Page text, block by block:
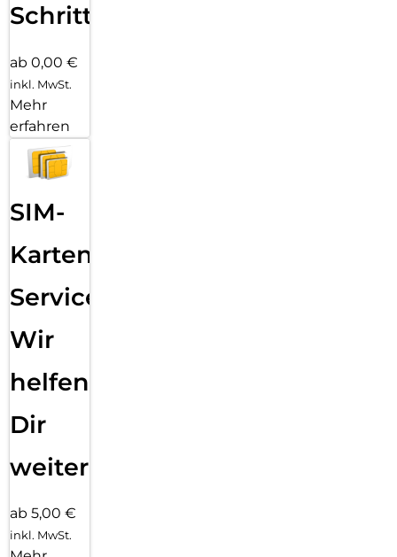
Schritten
ab 0,00 €
inkl. MwSt.
Mehr
erfahren
SIM-
Karten
Service:
Wir
helfen
Dir
weiter
ab 5,00 €
inkl. MwSt.